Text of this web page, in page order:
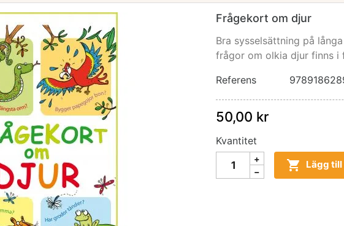
Frågekort om djur
Bra sysselsättning på
frågor om olkia djur finns i
Referens
50,00 kr
Kvantitet
 Lägg